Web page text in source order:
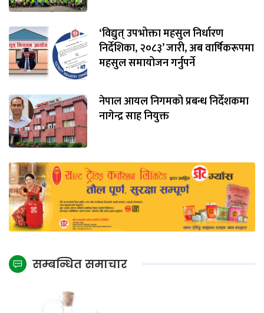
‘विद्युत् उपभोक्ता महसुल निर्धारण
निर्देशिका, २०८३’ जारी, अब वार्षिकरूपमा
महसुल समायोजन गर्नुपर्ने
नेपाल आयल निगमको प्रबन्ध निर्देशकमा
नागेन्द्र साह नियुक्त
सम्बन्धित समाचार